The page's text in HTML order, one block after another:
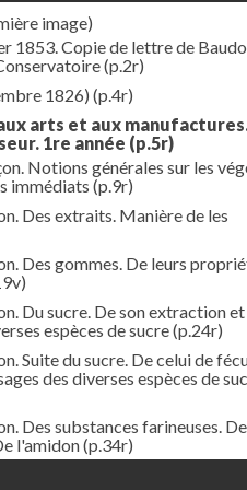
image)
1853. Copie de lettre de
(p.2r)
1826) (p.4r)
arts et aux
1re année (p.5r)
Notions générales sur les
immédiats (p.9r)
Des extraits. Manière de les
Des gommes. De leurs
Du sucre. De son extraction et
espèces de sucre(p.24r)
Suite du sucre. De celui de
des diverses espèces de
Des substances farineuses.
l'amidon(p.34r)